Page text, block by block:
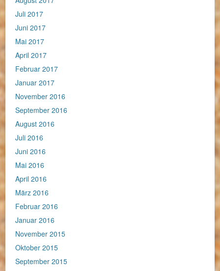
Juli 2017
Juni 2017
Mai 2017
April 2017
Februar 2017
Januar 2017
November 2016
September 2016
August 2016
Juli 2016
Juni 2016
Mai 2016
April 2016
März 2016
Februar 2016
Januar 2016
November 2015
Oktober 2015
September 2015